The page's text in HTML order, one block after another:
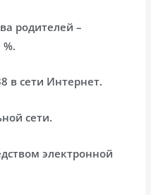
родителей –
в сети Интернет.
сети.
электронной